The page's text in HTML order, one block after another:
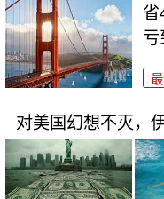
省
亏
对美国幻想不灭，